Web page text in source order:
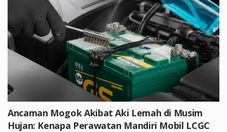
Ancaman Mogok Akibat Aki Lemah di Musim
Hujan: Kenapa Perawatan Mandiri Mobil LCGC